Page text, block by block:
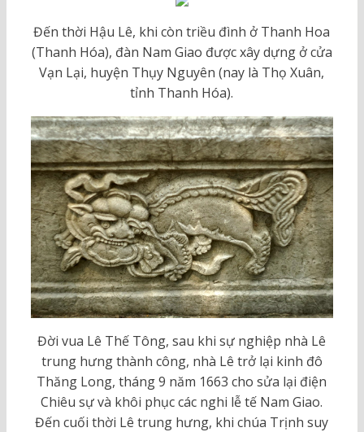
Đến thời Hậu Lê, khi còn triều đình ở Thanh Hoa
(Thanh Hóa), đàn Nam Giao được xây dựng ở cửa
Vạn Lại, huyện Thụy Nguyên (nay là Thọ Xuân,
tỉnh Thanh Hóa).
Đời vua Lê Thế Tông, sau khi sự nghiệp nhà Lê
trung hưng thành công, nhà Lê trở lại kinh đô
Thăng Long, tháng 9 năm 1663 cho sửa lại điện
Chiêu sự và khôi phục các nghi lễ tế Nam Giao.
Đến cuối thời Lê trung hưng, khi chúa Trịnh suy